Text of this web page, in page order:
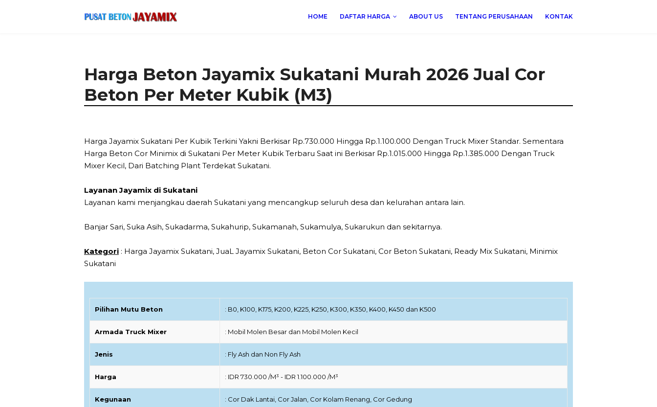
HOME DAFTAR HARGA ABOUT US TENTANG PERUSAHAAN KONTAK
Harga Beton Jayamix Sukatani Murah 2026 Jual Cor
Beton Per Meter Kubik (M3)
Harga Jayamix Sukatani Per Kubik Terkini Yakni Berkisar Rp.730.000 Hingga Rp.1.100.000 Dengan Truck Mixer Standar. Sementara
Harga Beton Cor Minimix di Sukatani Per Meter Kubik Terbaru Saat ini Berkisar Rp.1.015.000 Hingga Rp.1.385.000 Dengan Truck
Mixer Kecil, Dari Batching Plant Terdekat Sukatani.
Layanan Jayamix di Sukatani
Layanan kami menjangkau daerah Sukatani yang mencangkup seluruh desa dan kelurahan antara lain.
Banjar Sari, Suka Asih, Sukadarma, Sukahurip, Sukamanah, Sukamulya, Sukarukun dan sekitarnya.
Kategori : Harga Jayamix Sukatani, JuaL Jayamix Sukatani, Beton Cor Sukatani, Cor Beton Sukatani, Ready Mix Sukatani, Minimix
Sukatani
Pilihan Mutu Beton : B0, K100, K175, K200, K225, K250, K300, K350, K400, K450 dan K500
Armada Truck Mixer : Mobil Molen Besar dan Mobil Molen Kecil
Jenis : Fly Ash dan Non Fly Ash
Harga : IDR 730.000 /M³ - IDR 1.100.000 /M³
Kegunaan : Cor Dak Lantai, Cor Jalan, Cor Kolam Renang, Cor Gedung